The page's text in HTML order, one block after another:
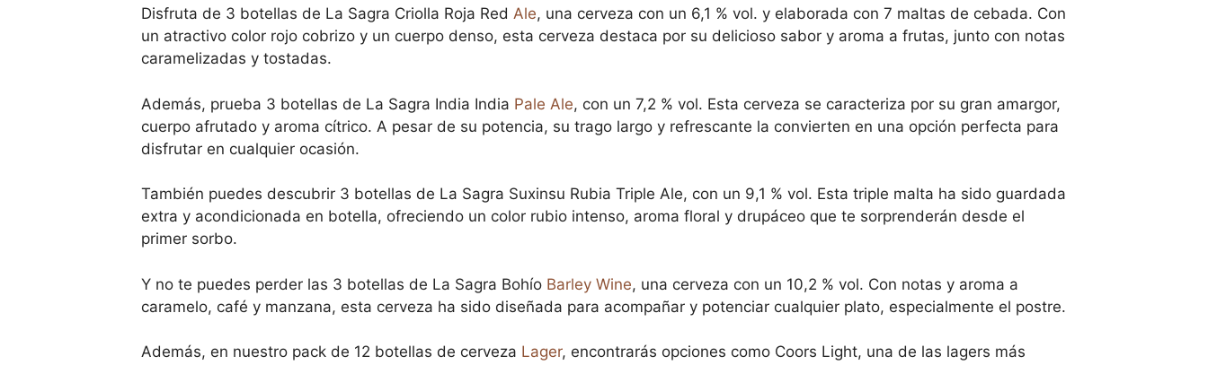
Disfruta de 3 botellas de La Sagra Criolla Roja Red Ale, una cerveza con un 6,1 % vol. y elaborada con 7 maltas de cebada. Con
un atractivo color rojo cobrizo y un cuerpo denso, esta cerveza destaca por su delicioso sabor y aroma a frutas, junto con notas
caramelizadas y tostadas.
Además, prueba 3 botellas de La Sagra India India Pale Ale, con un 7,2 % vol. Esta cerveza se caracteriza por su gran amargor,
cuerpo afrutado y aroma cítrico. A pesar de su potencia, su trago largo y refrescante la convierten en una opción perfecta para
disfrutar en cualquier ocasión.
También puedes descubrir 3 botellas de La Sagra Suxinsu Rubia Triple Ale, con un 9,1 % vol. Esta triple malta ha sido guardada
extra y acondicionada en botella, ofreciendo un color rubio intenso, aroma floral y drupáceo que te sorprenderán desde el
primer sorbo.
Y no te puedes perder las 3 botellas de La Sagra Bohío Barley Wine, una cerveza con un 10,2 % vol. Con notas y aroma a
caramelo, café y manzana, esta cerveza ha sido diseñada para acompañar y potenciar cualquier plato, especialmente el postre.
Además, en nuestro pack de 12 botellas de cerveza Lager, encontrarás opciones como Coors Light, una de las lagers más